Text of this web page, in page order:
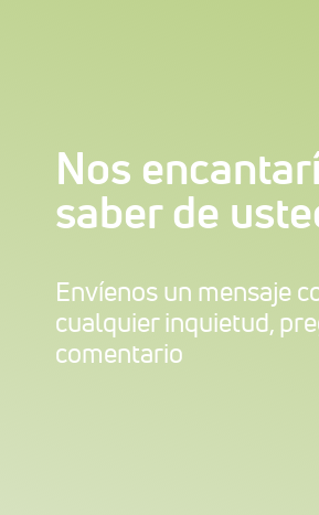
Nos
saber de
Envíenos un mensaje
cualquier inquietud,
comentario